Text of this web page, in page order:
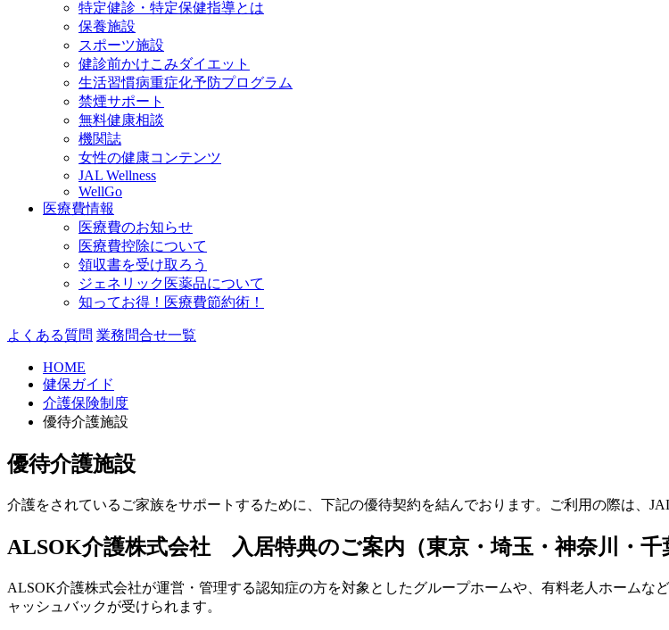
特定健診・特定保健指導とは
保養施設
スポーツ施設
健診前かけこみダイエット
生活習慣病重症化予防プログラム
禁煙サポート
無料健康相談
機関誌
女性の健康コンテンツ
JAL Wellness
WellGo
医療費情報
医療費のお知らせ
医療費控除について
領収書を受け取ろう
ジェネリック医薬品について
知ってお得！医療費節約術！
よくある質問 業務問合せ一覧
HOME
健保ガイド
介護保険制度
優待介護施設
優待介護施設
介護をされているご家族をサポートするために、下記の優待契約を結んでおります。ご利用の際は、
ALSOK介護株式会社 入居特典のご案内（東京・埼玉・神奈川・千
ALSOK介護株式会社が運営・管理する認知症の方を対象としたグループホームや、有料老人ホームな
ャッシュバックが受けられます。